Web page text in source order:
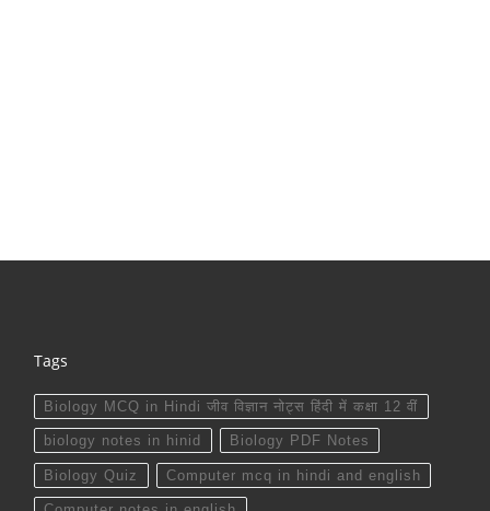
Tags
Biology MCQ in Hindi जीव विज्ञान नोट्स हिंदी में कक्षा 12 वीं
biology notes in hinid Biology PDF Notes
Biology Quiz Computer mcq in hindi and english